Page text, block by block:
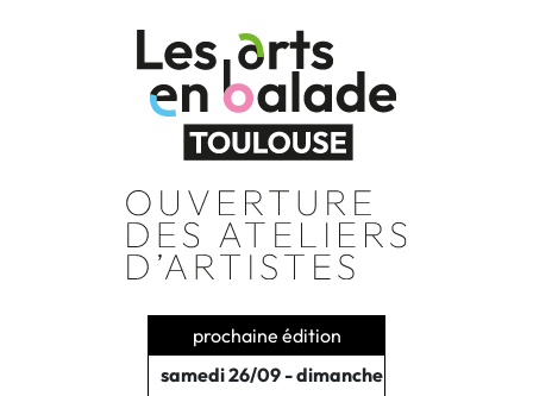
prochaine édition
samedi 26/09 - dimanche